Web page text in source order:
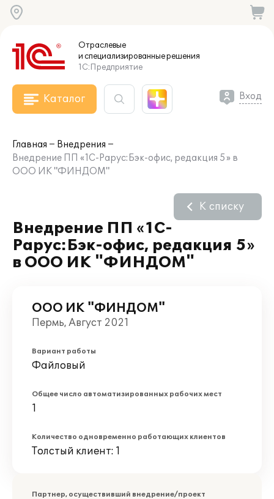
Отраслевые
и специализированныерешения
1С:Предприятие
Каталог Вход
Главная
Внедрения
Внедрение ПП «1С-Рарус:Бэк-офис, редакция 5» в
ООО ИК "ФИНДОМ"
Внедрение ПП «1С-
Рарус:Бэк-офис, редакция 5»
в ООО ИК "ФИНДОМ"
К списку
ООО ИК "ФИНДОМ"
Пермь, Август 2021
Вариант работы
Файловый
Общее число автоматизированных рабочих мест
1
Количество одновременно работающих клиентов
Толстый клиент: 1
Партнер, осуществивший внедрение/проект